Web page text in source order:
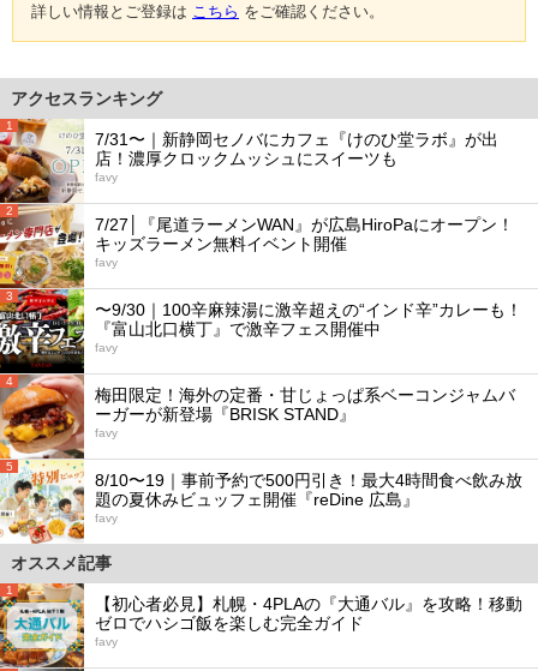
詳しい情報とご登録は こちら をご確認ください。
アクセスランキング
1
7/31〜｜新静岡セノバにカフェ『けのひ堂ラボ』が出
店！濃厚クロックムッシュにスイーツも
favy
2
7/27│『尾道ラーメンWAN』が広島HiroPaにオープン！
キッズラーメン無料イベント開催
favy
3
〜9/30｜100辛麻辣湯に激辛超えの“インド辛”カレーも！
『富山北口横丁』で激辛フェス開催中
favy
4
梅田限定！海外の定番・甘じょっぱ系ベーコンジャムバ
ーガーが新登場『BRISK STAND』
favy
5
8/10〜19｜事前予約で500円引き！最大4時間食べ飲み放
題の夏休みビュッフェ開催『reDine 広島』
favy
オススメ記事
1
【初心者必見】札幌・4PLAの『大通バル』を攻略！移動
ゼロでハシゴ飯を楽しむ完全ガイド
favy